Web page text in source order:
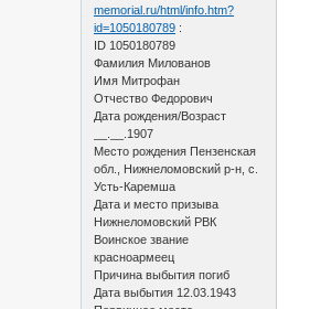
memorial.ru/html/info.htm?
id=1050180789 :
ID 1050180789
Фамилия Милованов
Имя Митрофан
Отчество Федорович
Дата рождения/Возраст
__.__.1907
Место рождения Пензенская
обл., Нижнеломовский р-н, с.
Усть-Каремша
Дата и место призыва
Нижнеломовский РВК
Воинское звание
красноармеец
Причина выбытия погиб
Дата выбытия 12.03.1943